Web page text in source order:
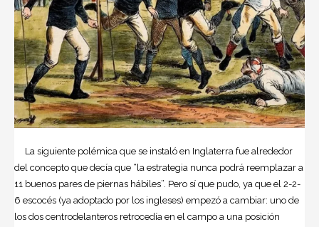
La siguiente polémica que se instaló en Inglaterra fue alrededor
del concepto que decía que “la estrategia nunca podrá reemplazar a
11 buenos pares de piernas hábiles”. Pero sí que pudo, ya que el 2-2-
6 escocés (ya adoptado por los ingleses) empezó a cambiar: uno de
los dos centrodelanteros retrocedía en el campo a una posición